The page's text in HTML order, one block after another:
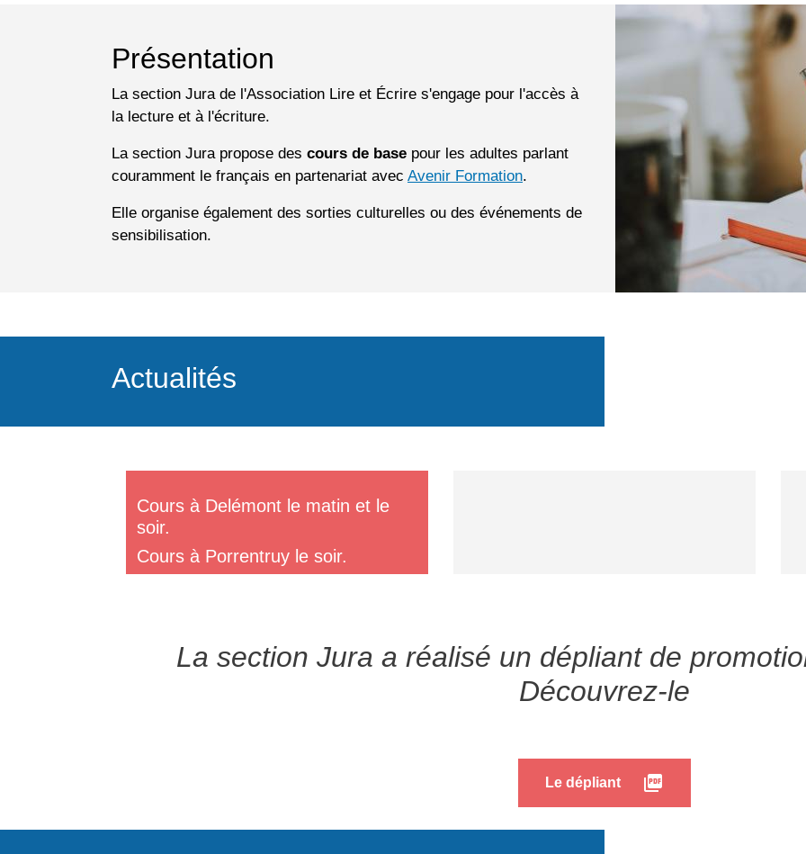
Présentation
La section Jura de l'Association Lire et Écrire s'engage pour l'accès à
la lecture et à l'écriture.
La section Jura propose des cours de base pour les adultes parlant
couramment le français en partenariat avec Avenir Formation.
Elle organise également des sorties culturelles ou des événements de
sensibilisation.
Actualités
Cours à Delémont le matin et le
soir.
Cours à Porrentruy le soir.
La section Jura a réalisé un dépliant de
Découvrez-le
Le dépliant picture_as_pdf